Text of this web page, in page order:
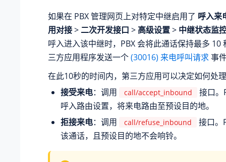
如果在 PBX 管理网页上对特定中继启用了 呼入来
用对接> 二次开发接口 > 高级设置> 中继状态监
呼入进入该中继时，PBX 会将此通话保持最多 10
三方应用程序发送一个(30016) 来电呼叫请求事
在此10秒的时间内，第三方应用可以决定如何处
接受来电：调用 call/accept_inbound
接口。
呼入路由设置，将来电路由至预设目的地。
拒接来电：调用 call/refuse_inbound
接口。
该通话，且预设目的地不会响铃。